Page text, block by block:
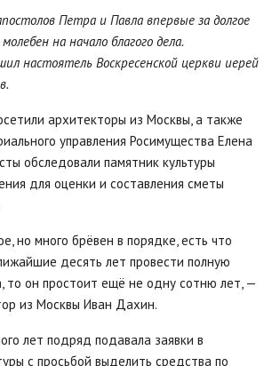
Петра и Павла впервые за долгое
на начало благого дела.
настоятель Воскресенской церкви иерей
архитекторы из Москвы, а также
управления Росимущества Елена
обследовали памятник культуры
для оценки и составления сметы
но много брёвен в порядке, есть что
десять лет провести полную
то он простоит ещё не одну сотню лет, —
из Москвы Иван Дахин.
лет подряд подавала заявки в
с просьбой выделить средства по